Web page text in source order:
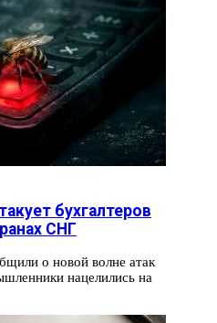
бухгалтеров
СНГ
о новой волне атак
нацелились на